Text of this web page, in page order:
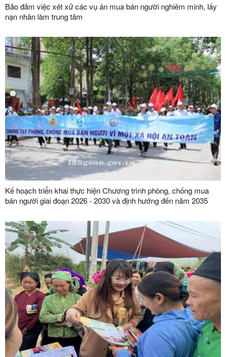
Bảo đảm việc xét xử các vụ án mua bán người nghiêm minh, lấy
nạn nhân làm trung tâm
Kế hoạch triển khai thực hiện Chương trình phòng, chống mua
bán người giai đoạn 2026 - 2030 và định hướng đến năm 2035